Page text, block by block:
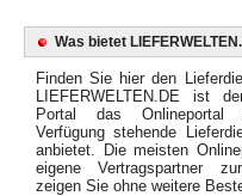
Was bietet
Finden Sie hier den
LIEFERWELTEN.DE ist
Portal das Onlineportal
Verfügung stehende
anbietet. Die meisten
eigene Vertragspartner
zeigen Sie ohne weitere